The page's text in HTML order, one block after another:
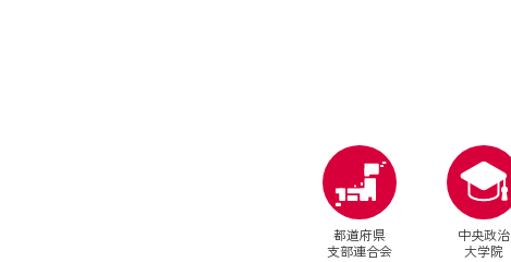
都道府県
支部連合会
中央政治
大学院